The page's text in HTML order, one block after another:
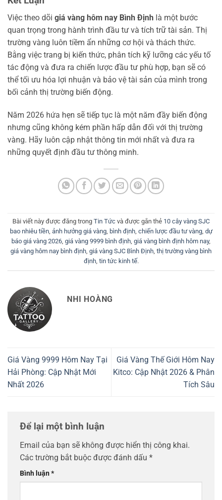
Việc theo dõi giá vàng hôm nay Bình Định là một bước
quan trọng trong hành trình đầu tư và tích trữ tài sản. Thị
trường vàng luôn tiềm ẩn những cơ hội và thách thức.
Bằng việc trang bị kiến thức, phân tích kỹ lưỡng các yếu tố
tác động và đưa ra chiến lược đầu tư phù hợp, bạn sẽ có
thể tối ưu hóa lợi nhuận và bảo vệ tài sản của mình trong
bối cảnh thị trường biến động.
Năm 2026 hứa hẹn sẽ tiếp tục là một năm đầy biến động
nhưng cũng không kém phần hấp dẫn đối với thị trường
vàng. Hãy luôn cập nhật thông tin mới nhất và đưa ra
những quyết định đầu tư thông minh.
Bài viết này được đăng trong Tin Tức và được gắn thẻ 10 cây vàng SJC
bao nhiêu tiền, ảnh hưởng giá vàng, bình định, chiến lược đầu tư vàng, dự
báo giá vàng 2026 giá vàng 9999 bình định giá vàng bình định hôm nay,
giá vàng hôm nay bình định giá vàng SJC Bình Định thị trường vàng bình
định, tin tức kinh tế.
NHI HOÀNG
Giá Vàng 9999 Hôm Nay Tại
Hải Phòng: Cập Nhật Mới
Nhất 2026
Giá Vàng Thế Giới Hôm Nay
Kitco: Cập Nhật 2026 & Phân
Tích Sâu
Để lại một bình luận
Email của bạn sẽ không được hiển thị công khai.
Các trường bắt buộc được đánh dấu *
Bình luận*